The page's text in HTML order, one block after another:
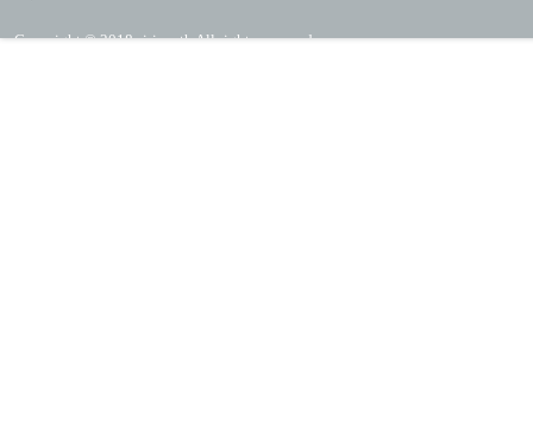
Copyright © 2018 siri.co.th All rights reserved.